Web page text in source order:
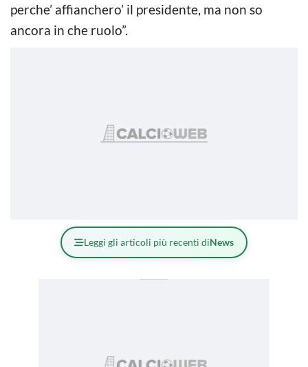
perche’ affianchero’ il presidente, ma non so
ancora in che ruolo”.
Leggi gli articoli più recenti diNews